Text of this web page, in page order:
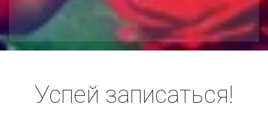
Успей записаться!